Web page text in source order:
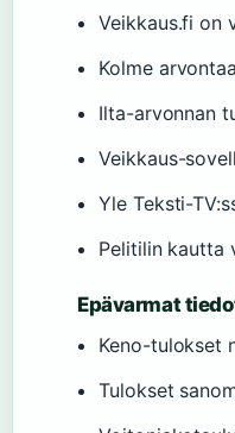
Veikkaus.fi on
Kolme
Ilta-arvonnan
Veikkaus-
Yle Teksti-
Pelitilin kautta
Epävarmat
Keno-tulokset
Tulokset